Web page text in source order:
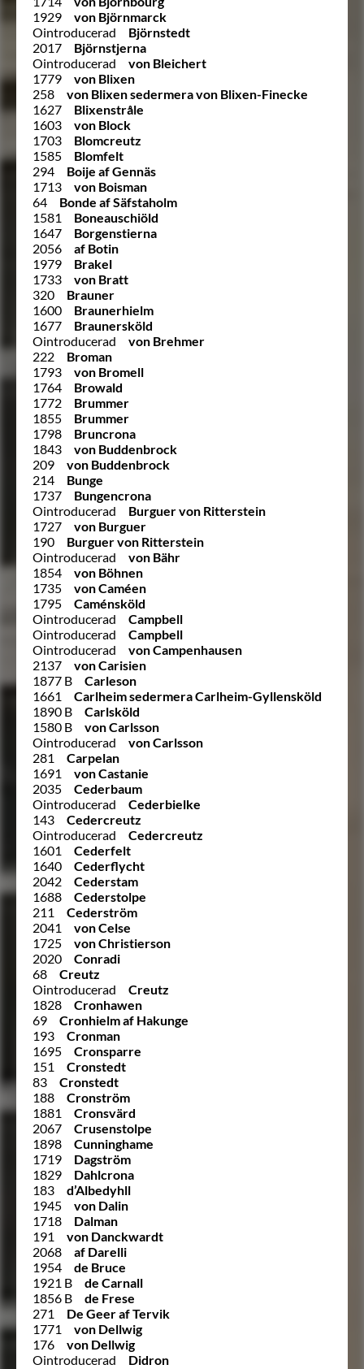
1929
von Björnmarck
Ointroducerad
Björnstedt
2017
Björnstjerna
Ointroducerad
von Bleichert
1779
von Blixen
258
von Blixen sedermera von Blixen-Finecke
1627
Blixenstråle
1603
von Block
1703
Blomcreutz
1585
Blomfelt
294
Boije af Gennäs
1713
von Boisman
64
Bonde af Säfstaholm
1581
Boneauschiöld
1647
Borgenstierna
2056
af Botin
1979
Brakel
1733
von Bratt
320
Brauner
1600
Braunerhielm
1677
Braunersköld
Ointroducerad
von Brehmer
222
Broman
1793
von Bromell
1764
Browald
1772
Brummer
1855
Brummer
1798
Bruncrona
1843
von Buddenbrock
209
von Buddenbrock
214
Bunge
1737
Bungencrona
Ointroducerad
Burguer von Ritterstein
1727
von Burguer
190
Burguer von Ritterstein
Ointroducerad
von Bähr
1854
von Böhnen
1735
von Caméen
1795
Caménsköld
Ointroducerad
Campbell
Ointroducerad
Campbell
Ointroducerad
von Campenhausen
2137
von Carisien
1877 B
Carleson
1661
Carlheim sedermera Carlheim-Gyllensköld
1890 B
Carlsköld
1580 B
von Carlsson
Ointroducerad
von Carlsson
281
Carpelan
1691
von Castanie
2035
Cederbaum
Ointroducerad
Cederbielke
143
Cedercreutz
Ointroducerad
Cedercreutz
1601
Cederfelt
1640
Cederflycht
2042
Cederstam
1688
Cederstolpe
211
Cederström
2041
von Celse
1725
von Christierson
2020
Conradi
68
Creutz
Ointroducerad
Creutz
1828
Cronhawen
69
Cronhielm af Hakunge
193
Cronman
1695
Cronsparre
151
Cronstedt
83
Cronstedt
188
Cronström
1881
Cronsvärd
2067
Crusenstolpe
1898
Cunninghame
1719
Dagström
1829
Dahlcrona
183
d’Albedyhll
1945
von Dalin
1718
Dalman
191
von Danckwardt
2068
af Darelli
1954
de Bruce
1921 B
de Carnall
1856 B
de Frese
271
De Geer af Tervik
1771
von Dellwig
176
von Dellwig
Ointroducerad
Didron